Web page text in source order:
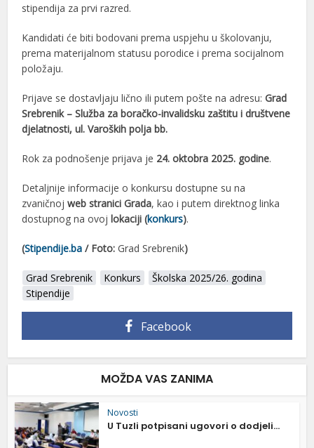
stipendija za prvi razred.
Kandidati će biti bodovani prema uspjehu u školovanju,
prema materijalnom statusu porodice i prema socijalnom
položaju.
Prijave se dostavljaju lično ili putem pošte na adresu:Grad
Srebrenik – Služba za boračko-invalidsku zaštitu i društvene
djelatnosti, ul. Varoških polja bb.
Rok za podnošenje prijava je 24. oktobra 2025. godine.
Detaljnije informacije o konkursu dostupne su na
zvaničnojweb stranici Grada, kao i putem direktnog linka
dostupnog na ovojlokaciji (konkurs).
(Stipendije.ba / Foto:Grad Srebrenik)
Grad Srebrenik Konkurs
Školska 2025/26. godina
Stipendije
Facebook
MOŽDA VAS ZANIMA
Novosti
U Tuzli potpisani ugovori o dodjeli...